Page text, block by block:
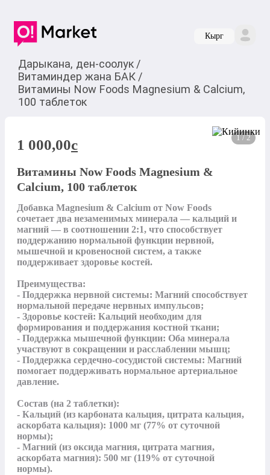
Кырг
Дарыкана, ден-соолук /
Витаминдер жана БАК /
Витамины Now Foods Magnesium & Calcium,
100 таблеток
1 / 2
1 000,00c
Витамины Now Foods Magnesium &
Calcium, 100 таблеток
Добавка Magnesium & Calcium от Now Foods
сочетает два незаменимых минерала — кальций и
магний — в соотношении 2:1, что способствует
поддержанию нормальной функции нервной,
мышечной и кровеносной систем, а также
поддерживает здоровье костей.
Преимущества:
- Поддержка нервной системы: Магний способствует
нормальной передаче нервных импульсов;
- Здоровье костей: Кальций необходим для
формирования и поддержания костной ткани;
- Поддержка мышечной функции: Оба минерала
участвуют в сокращении и расслаблении мышц;
- Поддержка сердечно-сосудистой системы: Магний
помогает поддерживать нормальное артериальное
давление.
Состав (на 2 таблетки):
- Кальций (из карбоната кальция, цитрата кальция,
аскорбата кальция): 1000 мг (77% от суточной
нормы);
- Магний (из оксида магния, цитрата магния,
аскорбата магния): 500 мг (119% от суточной
нормы).